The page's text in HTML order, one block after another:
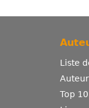
Liste
Top